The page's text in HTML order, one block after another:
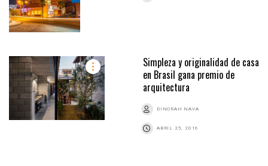
Simpleza y originalidad de casa
en Brasil gana premio de
arquitectura
DINORAH NAVA
ABRIL 25, 2016